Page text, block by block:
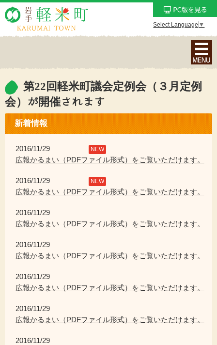
Select Language ▼
ナ
ビ
ー
シ
ン
メ
表
第22回軽米町議会定例会（３月定例
会）が開催されます
新着情報
2016/11/29 NEW
広報かるまい（PDFファイル形式）をご覧いただけます。
2016/11/29 NEW
広報かるまい（PDFファイル形式）をご覧いただけます。
2016/11/29
広報かるまい（PDFファイル形式）をご覧いただけます。
2016/11/29
広報かるまい（PDFファイル形式）をご覧いただけます。
2016/11/29
広報かるまい（PDFファイル形式）をご覧いただけます。
2016/11/29
広報かるまい（PDFファイル形式）をご覧いただけます。
2016/11/29